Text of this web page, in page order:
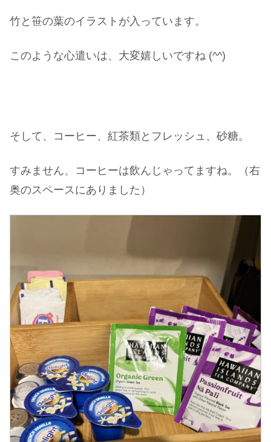
竹と笹の葉のイラストが入っています。
このような心遣いは、大変嬉しいですね (^^)
そして、コーヒー、紅茶類とフレッシュ、砂糖。
すみません、コーヒーは飲んじゃってますね。（右
奥のスペースにありました）